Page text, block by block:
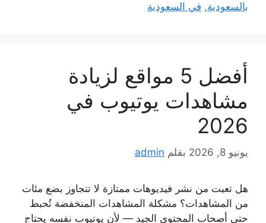
بالسعودية, في السعودية
أفضل 5 مواقع لزيادة
مشاهدات يوتيوب في
2026
يونيو 8, 2026 بقلم admin
هل تعبت من نشر فيديوهات ممتازة لا تتجاوز بضع مئات
من المشاهدات؟ مشكلة المشاهدات المنخفضة تُحبط
حتى أصحاب المحتوى الجيد — لأن يوتيوب نفسه يحتاج